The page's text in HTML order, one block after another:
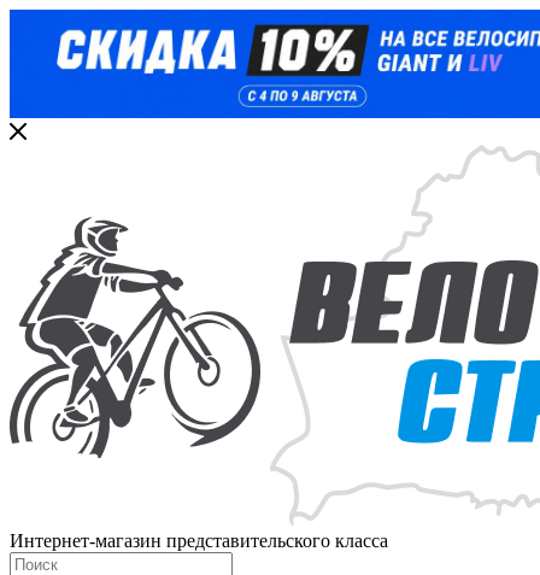
Интернет-магазин представительского класса